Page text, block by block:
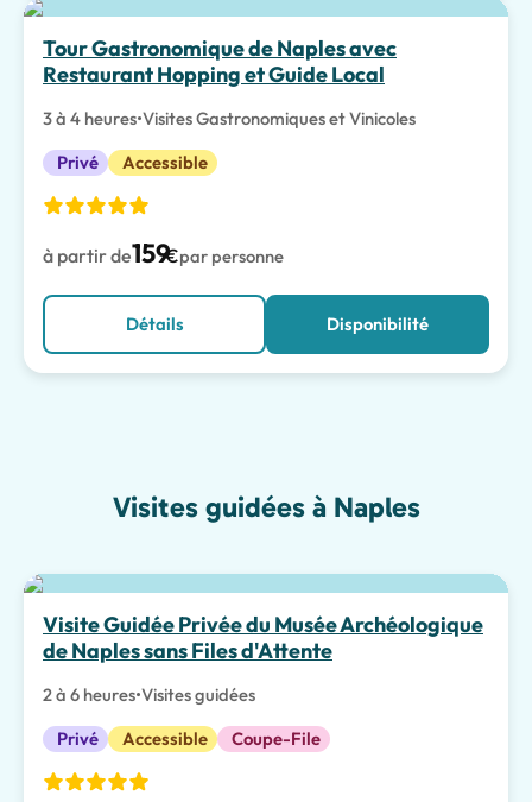
Tour Gastronomique de Naples avec
Restaurant Hopping et Guide Local
3 à 4 heures•Visites Gastronomiques et Vinicoles
Privé
Accessible
à partir de159€par personne
Détails Disponibilité
Visites guidées à Naples
Meilleur choix
Visite Guidée Privée du Musée Archéologique
de Naples sans Files d'Attente
2 à 6 heures•Visites guidées
Privé
Accessible Coupe-File